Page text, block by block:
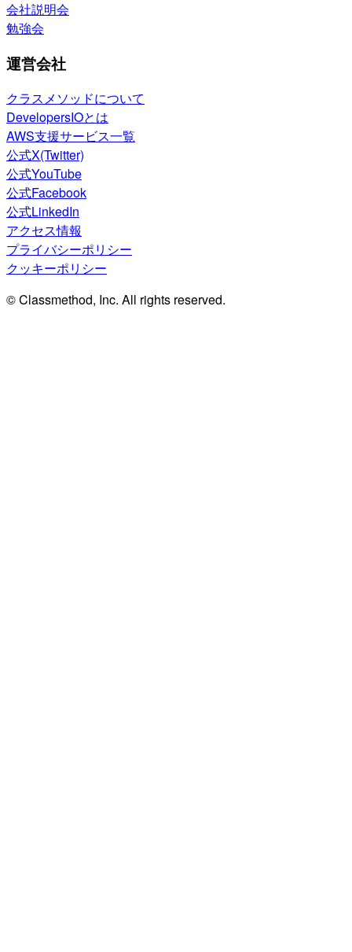
会社説明会
勉強会
運営会社
クラスメソッドについて
DevelopersIOとは
AWS支援サービス一覧
公式X(Twitter)
公式YouTube
公式Facebook
公式LinkedIn
アクセス情報
プライバシーポリシー
クッキーポリシー
© Classmethod, Inc. All rights reserved.